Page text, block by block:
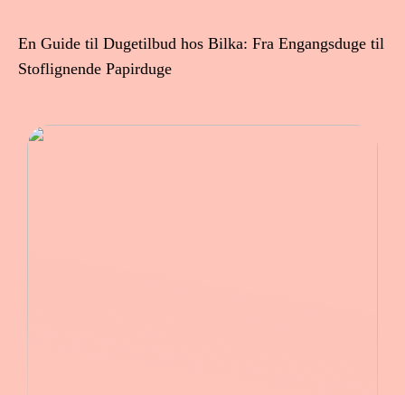
En Guide til Dugetilbud hos Bilka: Fra Engangsduge til
Stoflignende Papirduge